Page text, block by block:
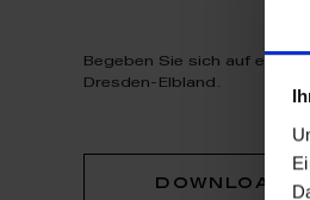
Begeben Sie sich auf eine
Dresden-Elbland.
download